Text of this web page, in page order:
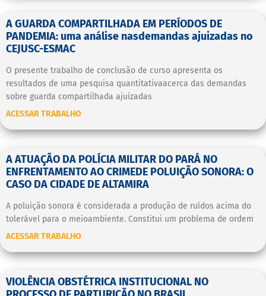
A GUARDA COMPARTILHADA EM PERÍODOS DE
PANDEMIA: uma análise nasdemandas ajuizadas no
CEJUSC-ESMAC
O presente trabalho de conclusão de curso apresenta os
resultados de uma pesquisa quantitativaacerca das demandas
sobre guarda compartilhada ajuizadas
ACESSAR TRABALHO
A ATUAÇÃO DA POLÍCIA MILITAR DO PARÁ NO
ENFRENTAMENTO AO CRIMEDE POLUIÇÃO SONORA: O
CASO DA CIDADE DE ALTAMIRA
A poluição sonora é considerada a produção de ruídos acima do
tolerável para o meioambiente. Constitui um problema de ordem
ACESSAR TRABALHO
VIOLÊNCIA OBSTÉTRICA INSTITUCIONAL NO